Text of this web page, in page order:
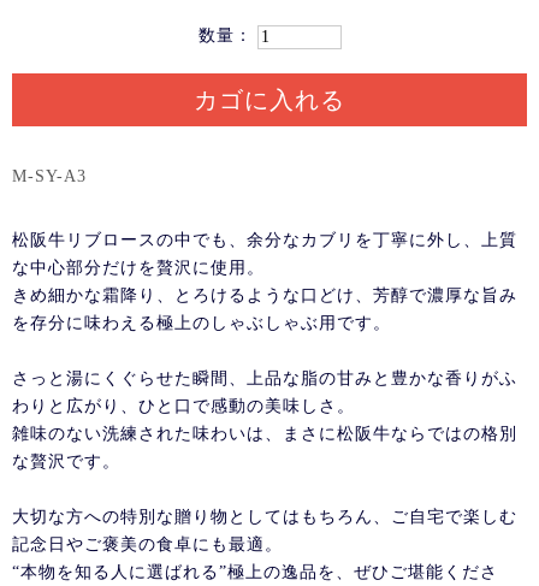
数量：
カゴに入れる
M-SY-A3
松阪牛リブロースの中でも、余分なカブリを丁寧に外し、上質
な中心部分だけを贅沢に使用。
きめ細かな霜降り、とろけるような口どけ、芳醇で濃厚な旨み
を存分に味わえる極上のしゃぶしゃぶ用です。
さっと湯にくぐらせた瞬間、上品な脂の甘みと豊かな香りがふ
わりと広がり、ひと口で感動の美味しさ。
雑味のない洗練された味わいは、まさに松阪牛ならではの格別
な贅沢です。
大切な方への特別な贈り物としてはもちろん、ご自宅で楽しむ
記念日やご褒美の食卓にも最適。
“本物を知る人に選ばれる”極上の逸品を、ぜひご堪能くださ